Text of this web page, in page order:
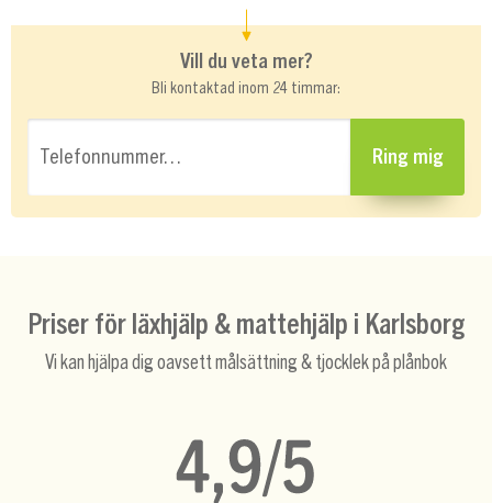
Vill du veta mer?
Bli kontaktad inom 24 timmar:
Telefonnummer… Ring mig
Priser för läxhjälp & mattehjälp i Karlsborg
Vi kan hjälpa dig oavsett målsättning & tjocklek på plånbok